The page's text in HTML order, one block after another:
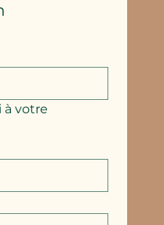
à votre